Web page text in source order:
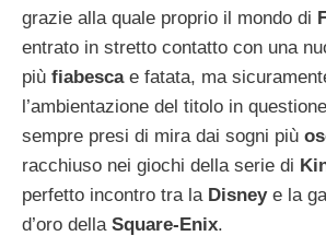
grazie alla quale proprio il mondo di
entrato in stretto contatto con una
più fiabescae fatata, ma
l’ambientazione del titolo in
sempre presi di mira dai sogni più
racchiuso nei giochi della serie di
perfetto incontro tra la Disneye la
d’oro della Square-Enix.